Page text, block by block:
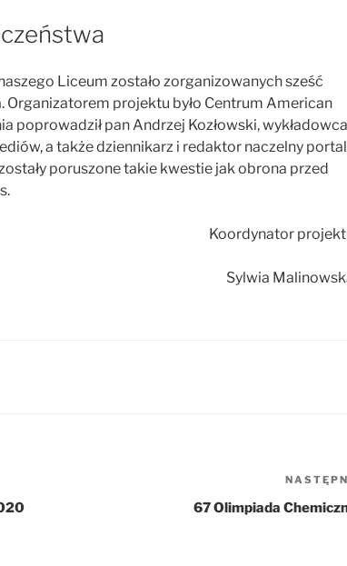
Liceum zostało zorganizowanych sześć
projektu było Centrum American
poprowadził pan Andrzej Kozłowski, wykładowca
a także dziennikarz i redaktor naczelny
poruszone takie kwestie jak obrona przed
Koordynator
Sylwia
67 Olimpiada